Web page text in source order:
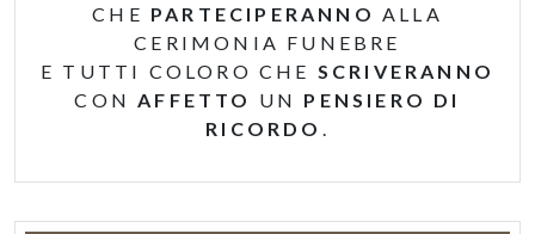
CHE PARTECIPERANNO ALLA
CERIMONIA FUNEBRE
E TUTTI COLORO CHE SCRIVERANNO
CON AFFETTO UN PENSIERO DI
RICORDO